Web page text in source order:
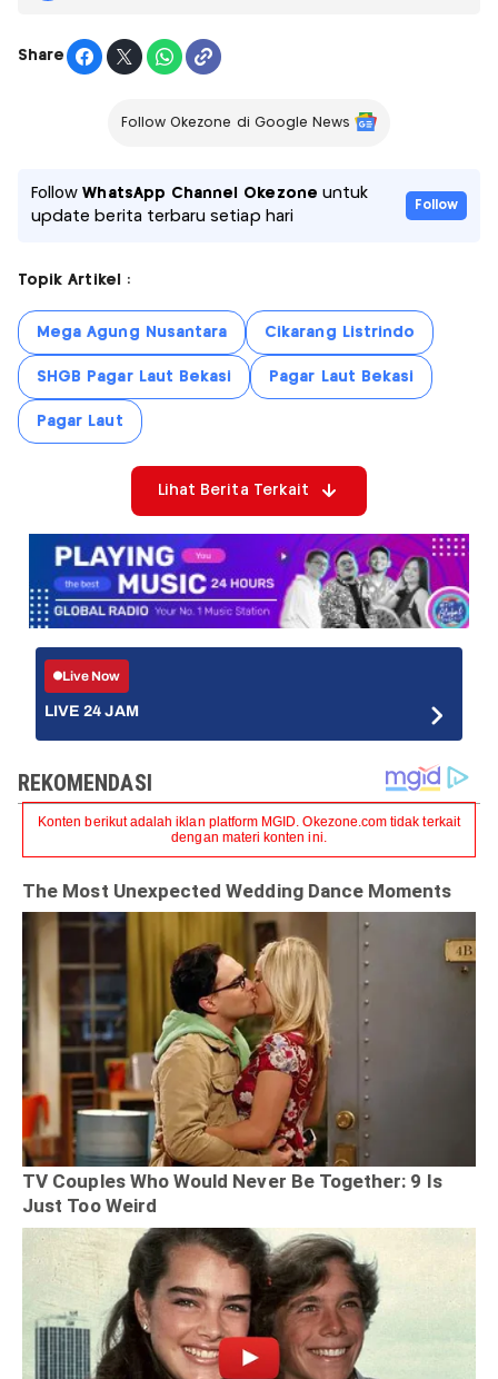
Share
Follow Okezone di Google News
FollowWhatsApp Channel Okezone untuk
update berita terbaru setiap hari
Follow
Topik Artikel :
Mega Agung Nusantara Cikarang Listrindo
SHGB Pagar Laut Bekasi Pagar Laut Bekasi
Pagar Laut
Lihat Berita Terkait
Live Now
LIVE 24 JAM